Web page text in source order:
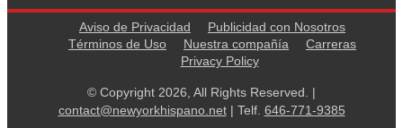
Aviso de Privacidad
Publicidad con Nosotros
Términos de Uso
Nuestra compañía
Carreras
Privacy Policy
© Copyright 2026, All Rights Reserved. |
contact@newyorkhispano.net| Telf. 646-771-9385